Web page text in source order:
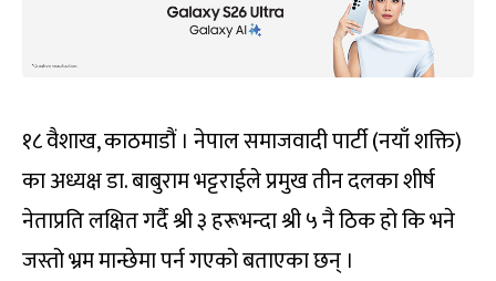
१८ वैशाख, काठमाडौं । नेपाल समाजवादी पार्टी (नयाँ शक्ति)
का अध्यक्ष डा. बाबुराम भट्टराईले प्रमुख तीन दलका शीर्ष
नेताप्रति लक्षित गर्दै श्री ३ हरूभन्दा श्री ५ नै ठिक हो कि भने
जस्तो भ्रम मान्छेमा पर्न गएको बताएका छन् ।